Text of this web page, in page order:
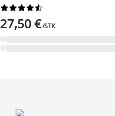






27,50 €/STK